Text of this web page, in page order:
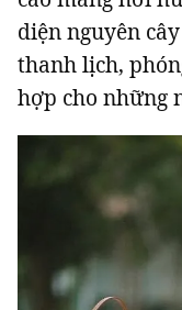
diện nguyên
thanh lịch,
hợp cho những